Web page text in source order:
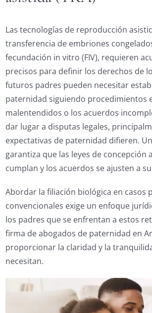
Las tecnologías de reproducción
transferencia de embriones
fecundación in vitro (FIV), requieren
precisos para definir los derechos de
futuros padres pueden necesitar
paternidad siguiendo procedimientos
malentendidos o los acuerdos
dar lugar a disputas legales,
expectativas de paternidad difieren.
garantiza que las leyes de concepción
cumplan y los acuerdos se ajusten a
Abordar la filiación biológica en casos
convencionales exige un enfoque
los padres que se enfrentan a estos
firma de abogados de paternidad en
proporcionar la claridad y la
necesitan.